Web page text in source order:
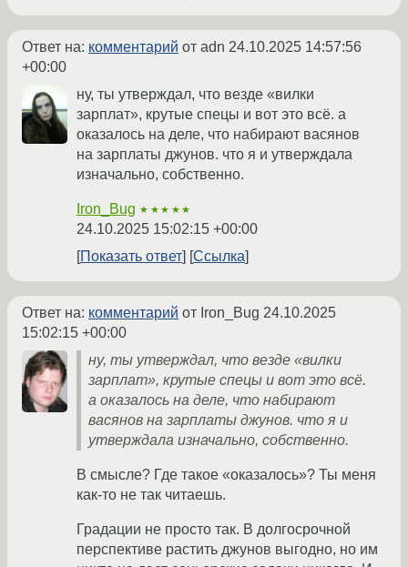
Ответ на: комментарий от adn 24.10.2025 14:57:56
+00:00
ну, ты утверждал, что везде «вилки
зарплат», крутые спецы и вот это всё. а
оказалось на деле, что набирают васянов
на зарплаты джунов. что я и утверждала
изначально, собственно.
Iron_Bug ★★★★★
24.10.2025 15:02:15 +00:00
Показать ответ
Ссылка
Ответ на: комментарий от Iron_Bug 24.10.2025
15:02:15 +00:00
ну, ты утверждал, что везде «вилки
зарплат», крутые спецы и вот это всё.
а оказалось на деле, что набирают
васянов на зарплаты джунов. что я и
утверждала изначально, собственно.
В смысле? Где такое «оказалось»? Ты меня
как-то не так читаешь.
Градации не просто так. В долгосрочной
перспективе растить джунов выгодно, но им